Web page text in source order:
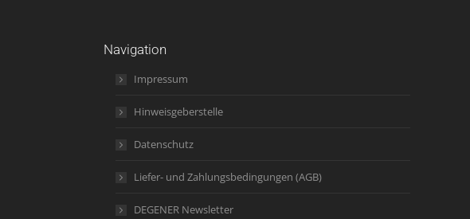
Navigation
Impressum
Hinweisgeberstelle
Datenschutz
Liefer- und Zahlungsbedingungen (AGB)
DEGENER Newsletter